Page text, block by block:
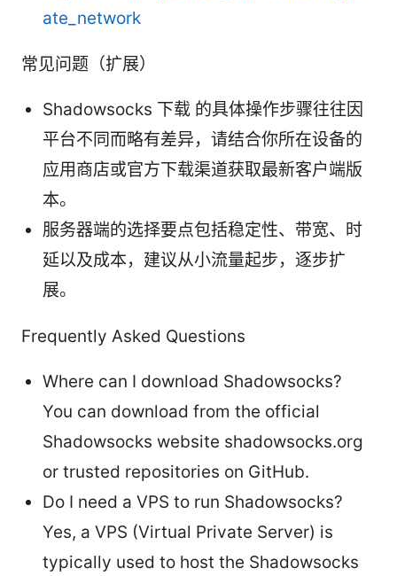
ate_network
常见问题（扩展）
Shadowsocks 下载 的具体操作步骤往往因
平台不同而略有差异，请结合你所在设备的
应用商店或官方下载渠道获取最新客户端版
本。
服务器端的选择要点包括稳定性、带宽、时
延以及成本，建议从小流量起步，逐步扩
展。
Frequently Asked Questions
Where can I download Shadowsocks?
You can download from the official
Shadowsocks website shadowsocks.org
or trusted repositories on GitHub.
Do I need a VPS to run Shadowsocks?
Yes, a VPS (Virtual Private Server) is
typically used to host the Shadowsocks